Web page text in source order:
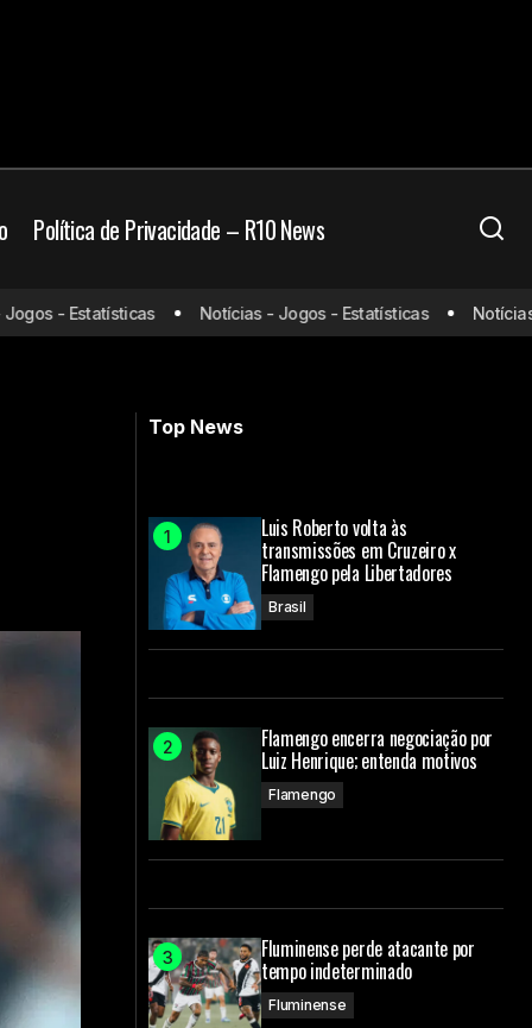
Política de Privacidade – R10 News
Inglaterra
Firmino pode deixar o futebol da
Arábia; jogador é especulado no Brasil
- Estatísticas Notícias - Jogos - Estatísticas Notícias -
Top News
Luis Roberto volta às
transmissões em Cruzeiro x
Flamengo pela Libertadores
Brasil
Flamengo encerra negociação por
Luiz Henrique; entenda motivos
Flamengo
Fluminense perde atacante por
tempo indeterminado
Fluminense